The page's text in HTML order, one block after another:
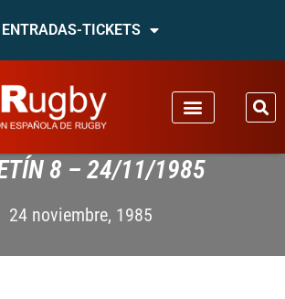
ENTRADAS-TICKETS
8 – 24/11/1985
24 noviembre, 1985